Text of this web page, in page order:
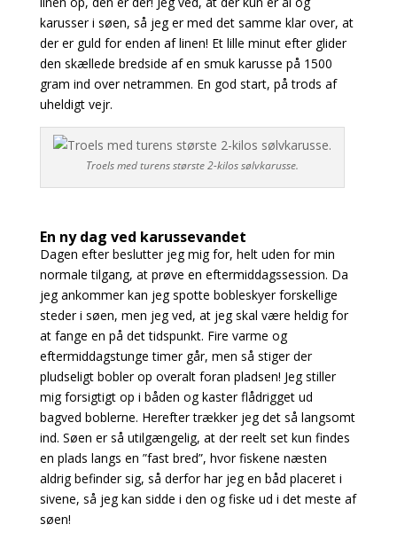
karusser i søen, så jeg er med det samme klar over, at
der er guld for enden af linen! Et lille minut efter glider
den skællede bredside af en smuk karusse på 1500
gram ind over netrammen. En god start, på trods af
uheldigt vejr.
Troels med turens største 2-kilos sølvkarusse.
En ny dag ved karussevandet
Dagen efter beslutter jeg mig for, helt uden for min
normale tilgang, at prøve en eftermiddagssession. Da
jeg ankommer kan jeg spotte bobleskyer forskellige
steder i søen, men jeg ved, at jeg skal være heldig for
at fange en på det tidspunkt. Fire varme og
eftermiddagstunge timer går, men så stiger der
pludseligt bobler op overalt foran pladsen! Jeg stiller
mig forsigtigt op i båden og kaster flådrigget ud
bagved boblerne. Herefter trækker jeg det så langsomt
ind. Søen er så utilgængelig, at der reelt set kun findes
en plads langs en ”fast bred”, hvor fiskene næsten
aldrig befinder sig, så derfor har jeg en båd placeret i
sivene, så jeg kan sidde i den og fiske ud i det meste af
søen!